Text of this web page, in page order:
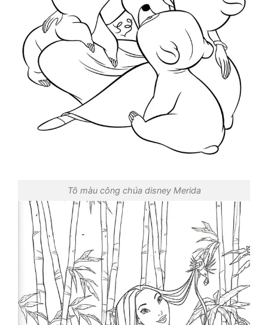
Tô màu công chúa disney Merida